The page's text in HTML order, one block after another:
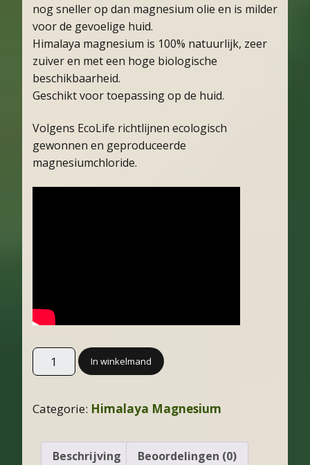
nog sneller op dan magnesium olie en is milder
voor de gevoelige huid.
Himalaya magnesium is 100% natuurlijk, zeer
zuiver en met een hoge biologische
beschikbaarheid.
Geschikt voor toepassing op de huid.
Volgens EcoLife richtlijnen ecologisch
gewonnen en geproduceerde
magnesiumchloride.
In winkelmand
Categorie: Himalaya Magnesium
Beschrijving Beoordelingen (0)